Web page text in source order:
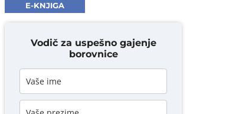
E-KNJIGA
Vodič za uspešno gajenje
borovnice